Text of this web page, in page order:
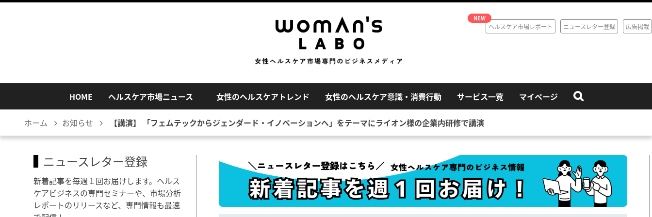
ヘルスケア市場レポート ニュースレター登録 広告掲載
HOME ヘルスケア市場ニュース 女性のヘルスケアトレンド 女性のヘルスケア意識・消費行動 サービス一覧 マイページ
ホーム お知らせ 【講演】 「フェムテックからジェンダード・イノベーションへ」をテーマにライオン様の企業内研修で講演
ニュースレター登録
新着記事を毎週１回お届けします。ヘルス
ケアビジネスの専門セミナーや、市場分析
レポートのリリースなど、専門情報も最速